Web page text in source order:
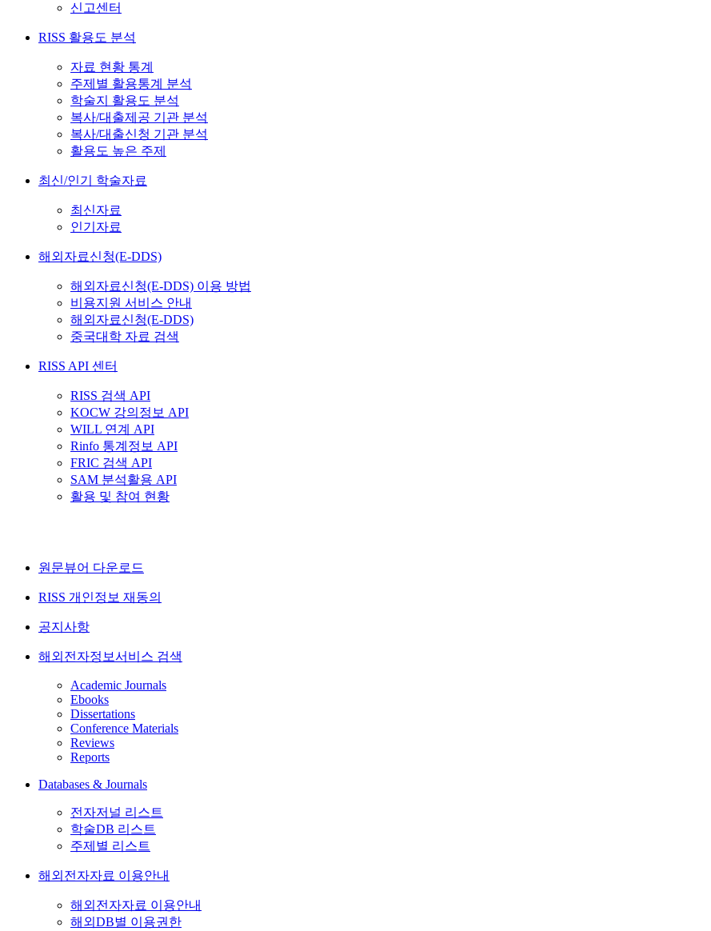
신고센터
RISS 활용도 분석
자료 현황 통계
주제별 활용통계 분석
학술지 활용도 분석
복사/대출제공 기관 분석
복사/대출신청 기관 분석
활용도 높은 주제
최신/인기 학술자료
최신자료
인기자료
해외자료신청(E-DDS)
해외자료신청(E-DDS) 이용 방법
비용지원 서비스 안내
해외자료신청(E-DDS)
중국대학 자료 검색
RISS API 센터
RISS 검색 API
KOCW 강의정보 API
WILL 연계 API
Rinfo 통계정보 API
FRIC 검색 API
SAM 분석활용 API
활용 및 참여 현황
원문뷰어 다운로드
RISS 개인정보 재동의
공지사항
해외전자정보서비스 검색
Academic Journals
Ebooks
Dissertations
Conference Materials
Reviews
Reports
Databases & Journals
전자저널 리스트
학술DB 리스트
주제별 리스트
해외전자자료 이용안내
해외전자자료 이용안내
해외DB별 이용권한